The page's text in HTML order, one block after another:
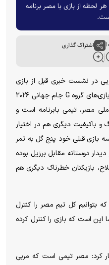
لحظه از بازی با مصر برنامه
اشتراک گذاری
در نشست خبری قبل از بازی
تیم ملی ایران و مصر در دور سوم بازی‌های گروه G جام جهانی ۲۰۲۶
مصر، تیمی بابرنامه است و
و باکیفیت دیگری هم در اختیار
سه بازی قبلی خود پنج گل به ثمر
دوستانه مقابل برزیل بوده
بازیکنان خطرناک دیگری هم
بتوانیم کل تیم مصر را کنترل
است که بازی را کنترل کرده
کرد: مصر تیمی است که مربی